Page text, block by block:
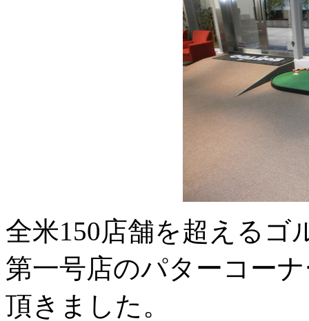
全米150店舗を超えるゴ
第一号店のパターコー
頂きました。